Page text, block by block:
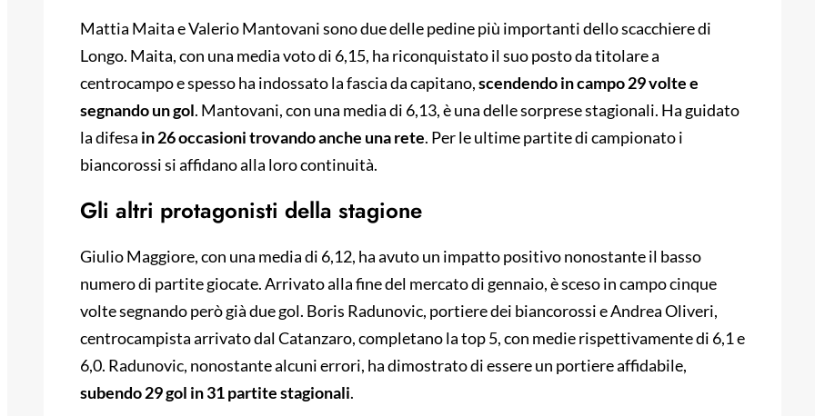
Mattia Maita e Valerio Mantovani sono due delle pedine più importanti dello scacchiere di
Longo. Maita, con una media voto di 6,15, ha riconquistato il suo posto da titolare a
centrocampo e spesso ha indossato la fascia da capitano,scendendo in campo 29 volte e
segnando un gol. Mantovani, con una media di 6,13, è una delle sorprese stagionali. Ha guidato
la difesa in 26 occasioni trovando anche una rete. Per le ultime partite di campionato i
biancorossi si affidano alla loro continuità.
Gli altri protagonisti della stagione
Giulio Maggiore, con una media di 6,12, ha avuto un impatto positivo nonostante il basso
numero di partite giocate. Arrivato alla fine del mercato di gennaio, è sceso in campo cinque
volte segnando però già due gol. Boris Radunovic, portiere dei biancorossi e Andrea Oliveri,
centrocampista arrivato dal Catanzaro, completano la top 5, con medie rispettivamente di 6,1 e
6,0. Radunovic, nonostante alcuni errori, ha dimostrato di essere un portiere affidabile,
subendo 29 gol in 31 partite stagionali.